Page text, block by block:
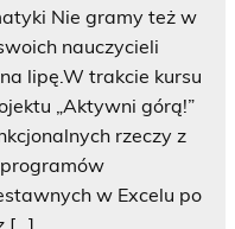
Nie gramy też w
nauczycieli
lipę.W trakcie kursu
„Aktywni górą!”
rzeczy z
programów
w Excelu po
[…]